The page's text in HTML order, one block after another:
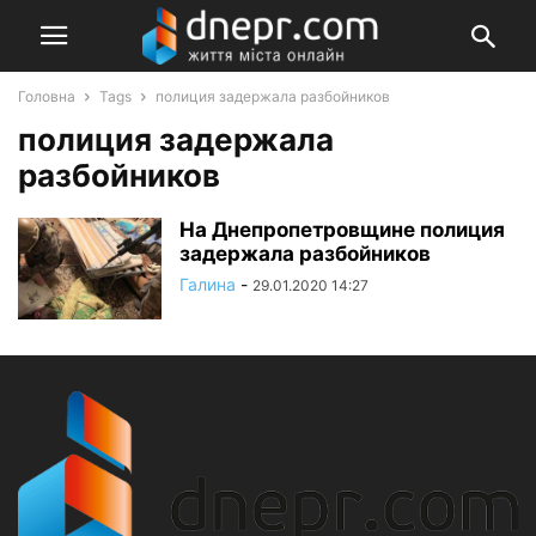
Головна Tags полиция задержала разбойников
полиция задержала
разбойников
На Днепропетровщине полиция
задержала разбойников
Галина - 29.01.2020 14:27